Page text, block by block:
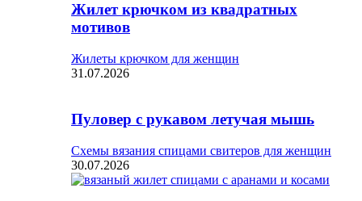
Жилет крючком из квадратных
мотивов
Жилеты крючком для женщин
31.07.2026
Пуловер с рукавом летучая мышь
Схемы вязания спицами свитеров для женщин
30.07.2026